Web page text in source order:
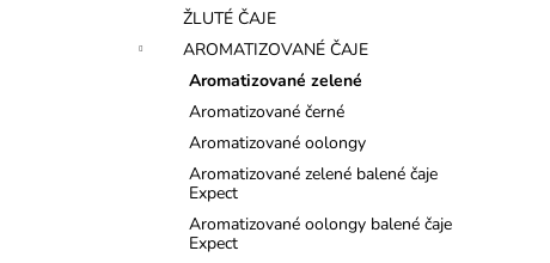
ŽLUTÉ ČAJE
AROMATIZOVANÉ ČAJE
Aromatizované zelené
Aromatizované černé
Aromatizované oolongy
Aromatizované zelené balené čaje
Expect
Aromatizované oolongy balené čaje
Expect